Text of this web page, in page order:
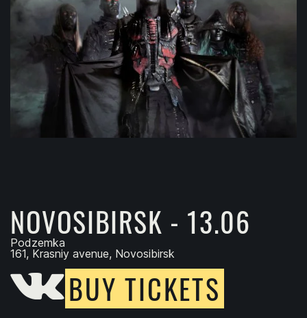
NOVOSIBIRSK - 13.06
Podzemka
161, Krasniy avenue, Novosibirsk
BUY TICKETS